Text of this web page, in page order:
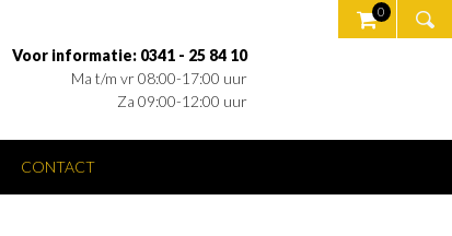
Voor informatie: 0341 - 25 84 10
Ma t/m vr 08:00-17:00 uur
Za 09:00-12:00 uur
0
CONTACT